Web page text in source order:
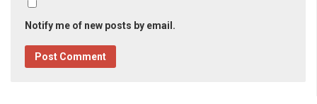
Notify me of new posts by email.